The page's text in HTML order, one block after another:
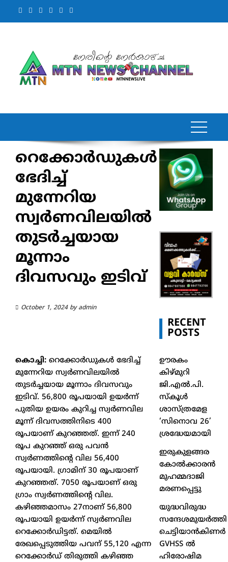
റെക്കോര്‍ഡുകള്‍
ഭേദിച്ച്
മുന്നേറിയ
സ്വര്‍ണവിലയില്‍
തുടര്‍ച്ചയായ
മൂന്നാം
ദിവസവും ഇടിവ്
October 1, 2024by admin
കൊച്ചി: റെക്കോര്‍ഡുകള്‍ ഭേദിച്ച്
മുന്നേറിയ സ്വര്‍ണവിലയില്‍
തുടര്‍ച്ചയായ മൂന്നാം ദിവസവും
ഇടിവ്. 56,800 രൂപയായി ഉയര്‍ന്ന്
പുതിയ ഉയരം കുറിച്ച സ്വര്‍ണവില
മൂന്ന് ദിവസത്തിനിടെ 400
രൂപയാണ് കുറഞ്ഞത്. ഇന്ന് 240
രൂപ കുറഞ്ഞ് ഒരു പവന്‍
സ്വര്‍ണത്തിന്റെ വില 56,400
രൂപയായി. ഗ്രാമിന് 30 രൂപയാണ്
കുറഞ്ഞത്. 7050 രൂപയാണ് ഒരു
ഗ്രാം സ്വര്‍ണത്തിന്റെ വില.
കഴിഞ്ഞമാസം 27നാണ് 56,800
രൂപയായി ഉയര്‍ന്ന് സ്വര്‍ണവില
റെക്കോര്‍ഡിട്ടത്. മെയില്‍
രേഖപ്പെടുത്തിയ പവന് 55,120 എന്ന
റെക്കോര്‍ഡ് തിരുത്തി കഴിഞ്ഞ
RECENT
POSTS
ഊരകം
കിഴ്മുറി
ജി.എൽ.പി.
സ്കൂൾ
ശാസ്ത്രമേള
‘സിനൊവ 26’
ശ്രദ്ധേയമായി
ഇരുകുളങ്ങര
കോൽക്കാരൻ
മുഹമ്മദാജി
മരണപ്പെട്ടു
യുദ്ധവിരുദ്ധ
സന്ദേശമുയർത്തി
ചെട്ടിയാൻകിണർ
GVHSS ൽ
ഹിരോഷിമ